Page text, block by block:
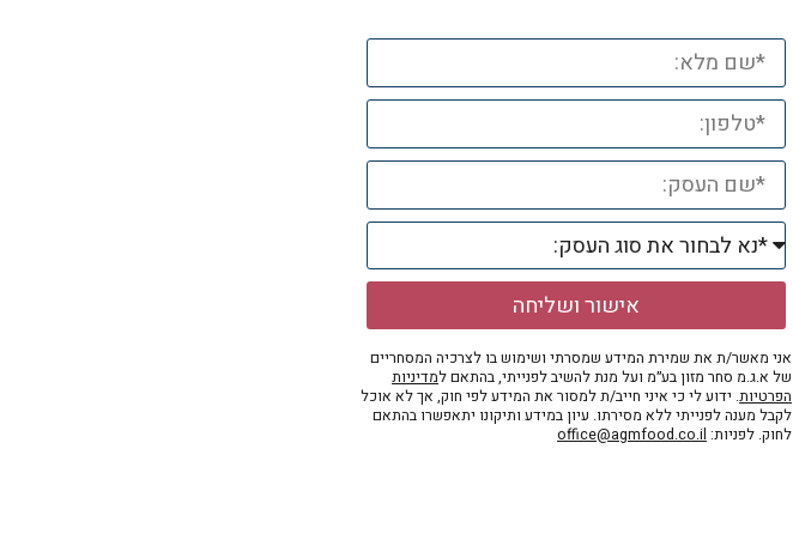
אישור ושליחה
אני מאשר/ת את שמירת המידע שמסרתי ושימוש בו לצרכיה המסחריים
של א.ג.מ סחר מזון בע״מ ועל מנת להשיב לפנייתי, בהתאם למדיניות
הפרטיות. ידוע לי כי איני חייב/ת למסור את המידע לפי חוק, אך לא אוכל
לקבל מענה לפנייתי ללא מסירתו. עיון במידע ותיקונו יתאפשרו בהתאם
לחוק. לפניות: office@agmfood.co.il